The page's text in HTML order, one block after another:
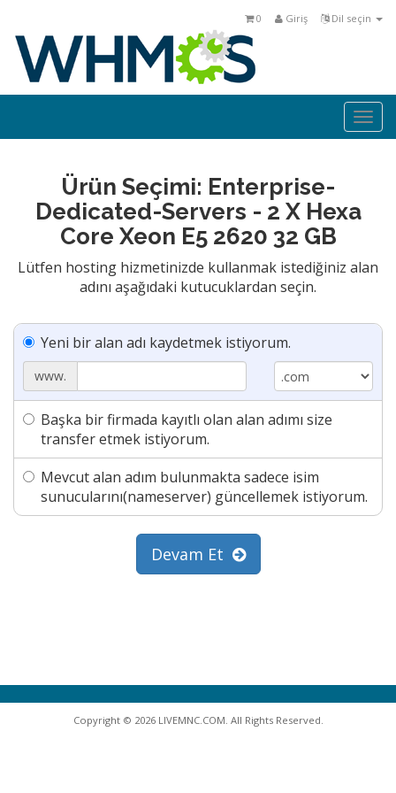
Dil seçin
Giriş
0
Ürün Seçimi: Enterprise-
Dedicated-Servers - 2 X Hexa
Core Xeon E5 2620 32 GB
Lütfen hosting hizmetinizde kullanmak istediğiniz alan
adını aşağıdaki kutucuklardan seçin.
Yeni bir alan adı kaydetmek istiyorum.
www.
Başka bir firmada kayıtlı olan alan adımı size
transfer etmek istiyorum.
Mevcut alan adım bulunmakta sadece isim
sunucularını(nameserver) güncellemek istiyorum.
Devam Et
Copyright © 2026 LIVEMNC.COM. All Rights Reserved.